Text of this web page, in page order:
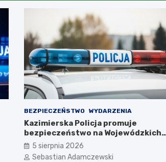
BEZPIECZEŃSTWO WYDARZENIA
Kazimierska Policja promuje
bezpieczeństwo na Wojewódzkich
Obchodach Święta Policji
5 sierpnia 2026
Sebastian Adamczewski